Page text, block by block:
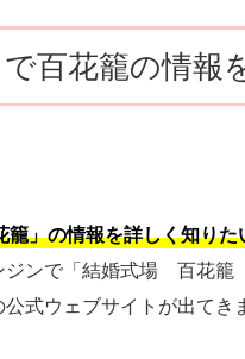
百花籠の情報
籠」の情報を詳しく知り
ジンで「結婚式場 百花
式ウェブサイトが出てき